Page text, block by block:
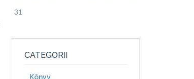
31
CATEGORII
Könyv